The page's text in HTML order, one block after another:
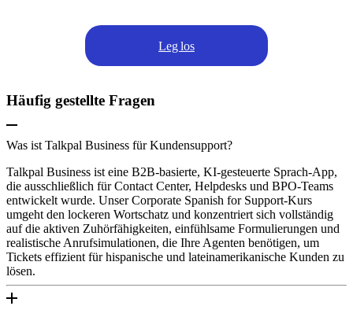
Leg los
Häufig gestellte Fragen
Was ist Talkpal Business für Kundensupport?
Talkpal Business ist eine B2B-basierte, KI-gesteuerte Sprach-App,
die ausschließlich für Contact Center, Helpdesks und BPO-Teams
entwickelt wurde. Unser Corporate Spanish for Support-Kurs
umgeht den lockeren Wortschatz und konzentriert sich vollständig
auf die aktiven Zuhörfähigkeiten, einfühlsame Formulierungen und
realistische Anrufsimulationen, die Ihre Agenten benötigen, um
Tickets effizient für hispanische und lateinamerikanische Kunden zu
lösen.